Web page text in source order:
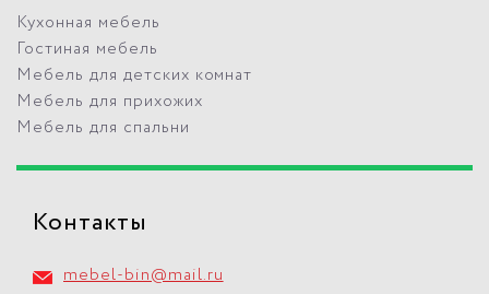
Кухонная мебель
Гостиная мебель
Мебель для детских комнат
Мебель для прихожих
Мебель для спальни
Контакты
mebel-bin@mail.ru